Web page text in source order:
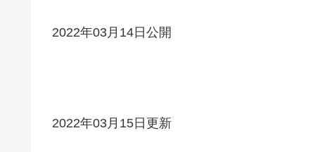
2022年03月14日公開
2022年03月15日更新